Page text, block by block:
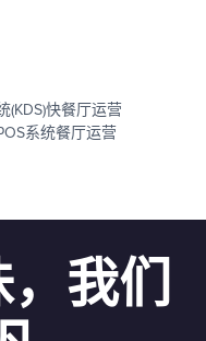
(KDS)快餐厅运营
系统餐厅运营
我们